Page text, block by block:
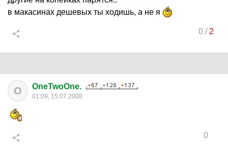
в макасинах дешевых ты ходишь, а не я
0/ 2
O OneTwoOne.
01:09, 15.07.2008
0